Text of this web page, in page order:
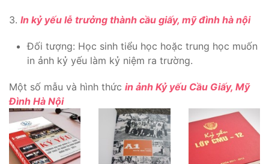
3. In kỷ yếu lễ trưởng thành cầu giấy, mỹ đình hà nội
Đối tượng: Học sinh tiểu học hoặc trung học muốn
in ảnh kỷ yếu làm kỷ niệm ra trường.
Một số mẫu và hình thức in ảnh Kỷ yếu Cầu Giấy, Mỹ
Đình Hà Nội